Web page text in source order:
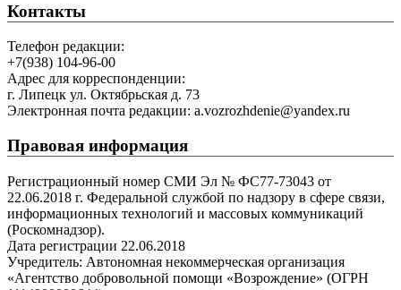
Контакты
Телефон редакции:
+7(938) 104-96-00
Адрес для корреспонденции:
г. Липецк ул. Октябрьская д. 73
Электронная почта редакции: a.vozrozhdenie@yandex.ru
Правовая информация
Регистрационный номер СМИ Эл № ФС77-73043 от
22.06.2018 г. Федеральной службой по надзору в сфере связи,
информационных технологий и массовых коммуникаций
(Роскомнадзор).
Дата регистрации 22.06.2018
Учредитель: Автономная некоммерческая организация
«Агентство добровольной помощи «Возрождение» (ОГРН